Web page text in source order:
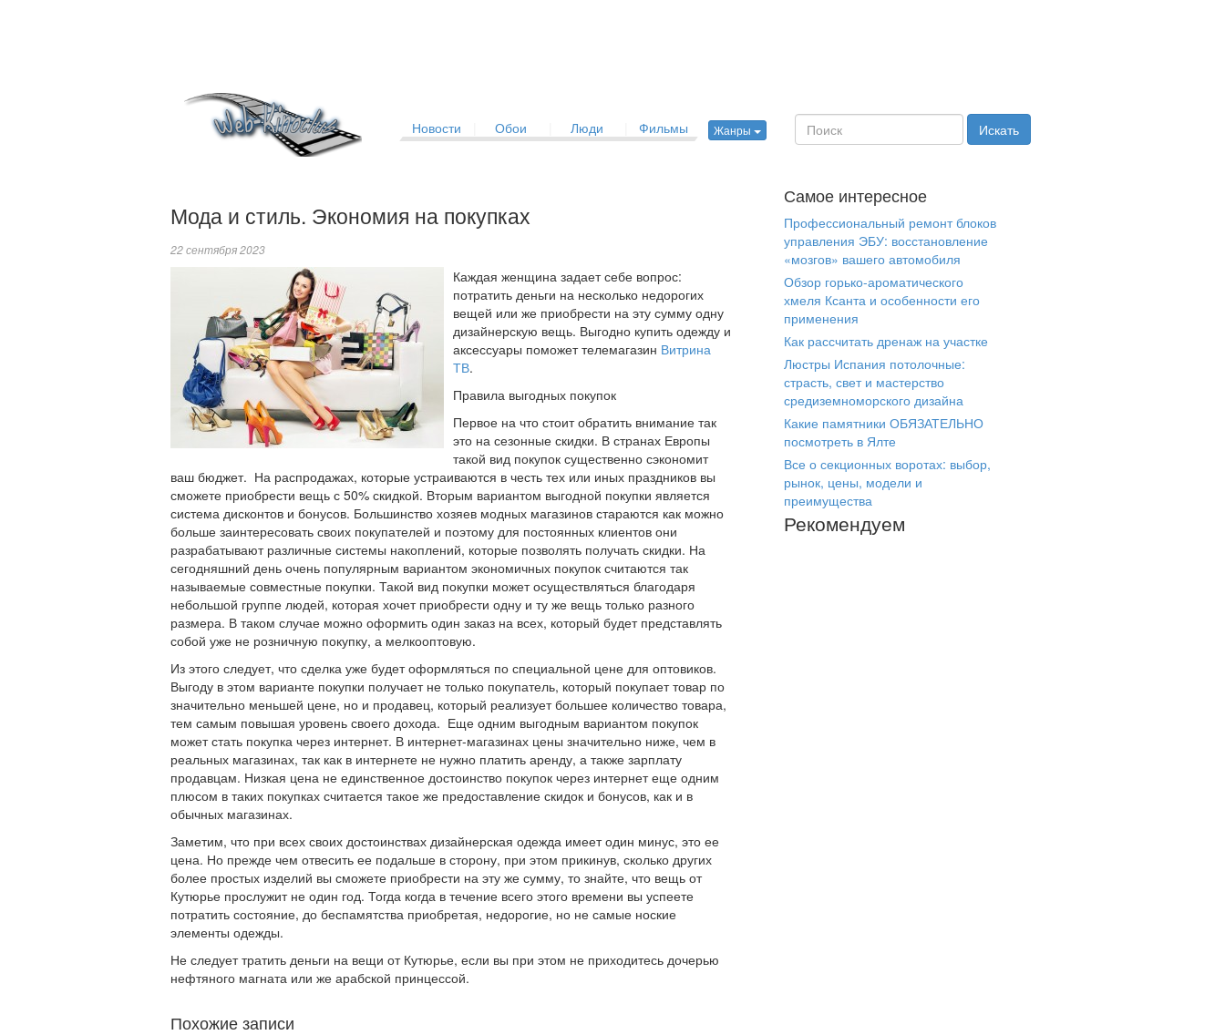
Новости Обои Люди Фильмы Жанры
Мода и стиль. Экономия на покупках
22 сентября 2023
Каждая женщина задает себе вопрос:
потратить деньги на несколько недорогих
вещей или же приобрести на эту сумму одну
дизайнерскую вещь. Выгодно купить одежду и
аксессуары поможет телемагазин Витрина
ТВ.
Правила выгодных покупок
Первое на что стоит обратить внимание так
это на сезонные скидки. В странах Европы
такой вид покупок существенно сэкономит
ваш бюджет. На распродажах, которые устраиваются в честь тех или иных праздников вы
сможете приобрести вещь с 50% скидкой. Вторым вариантом выгодной покупки является
система дисконтов и бонусов. Большинство хозяев модных магазинов стараются как можно
больше заинтересовать своих покупателей и поэтому для постоянных клиентов они
разрабатывают различные системы накоплений, которые позволять получать скидки. На
сегодняшний день очень популярным вариантом экономичных покупок считаются так
называемые совместные покупки. Такой вид покупки может осуществляться благодаря
небольшой группе людей, которая хочет приобрести одну и ту же вещь только разного
размера. В таком случае можно оформить один заказ на всех, который будет представлять
собой уже не розничную покупку, а мелкооптовую.
Из этого следует, что сделка уже будет оформляться по специальной цене для оптовиков.
Выгоду в этом варианте покупки получает не только покупатель, который покупает товар по
значительно меньшей цене, но и продавец, который реализует большее количество товара,
тем самым повышая уровень своего дохода. Еще одним выгодным вариантом покупок
может стать покупка через интернет. В интернет-магазинах цены значительно ниже, чем в
реальных магазинах, так как в интернете не нужно платить аренду, а также зарплату
продавцам. Низкая цена не единственное достоинство покупок через интернет еще одним
плюсом в таких покупках считается такое же предоставление скидок и бонусов, как и в
обычных магазинах.
Заметим, что при всех своих достоинствах дизайнерская одежда имеет один минус, это ее
цена. Но прежде чем отвесить ее подальше в сторону, при этом прикинув, сколько других
более простых изделий вы сможете приобрести на эту же сумму, то знайте, что вещь от
Кутюрье прослужит не один год. Тогда когда в течение всего этого времени вы успеете
потратить состояние, до беспамятства приобретая, недорогие, но не самые ноские
элементы одежды.
Не следует тратить деньги на вещи от Кутюрье, если вы при этом не приходитесь дочерью
нефтяного магната или же арабской принцессой.
Похожие записи
Самое интересное
Профессиональный ремонт блоков
управления ЭБУ: восстановление
«мозгов» вашего автомобиля
Обзор горько-ароматического
хмеля Ксанта и особенности его
применения
Как рассчитать дренаж на участке
Люстры Испания потолочные:
страсть, свет и мастерство
средиземноморского дизайна
Какие памятники ОБЯЗАТЕЛЬНО
посмотреть в Ялте
Все о секционных воротах: выбор,
рынок, цены, модели и
преимущества
Рекомендуем